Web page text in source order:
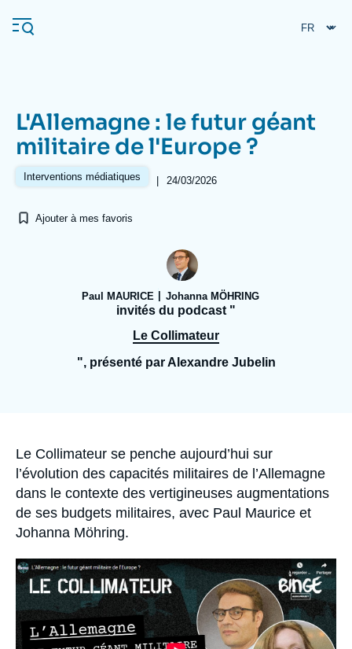
au
contenu
Navigation
principale
L'Ifri
Analyses
Se connecter
Recherches fréquentes
Proche-Orient
L'Allemagne : le futur géant
militaire de l'Europe ?
Interventions médiatiques | 24/03/2026
Ajouter à mes favoris
Paul MAURICE Johanna MÖHRING
invités du podcast "
Le Collimateur
", présenté par Alexandre Jubelin
Accroche
Le Collimateur se penche aujourd’hui sur
l’évolution des capacités militaires de l’Allemagne
dans le contexte des vertigineuses augmentations
de ses budgets militaires, avec Paul Maurice et
Johanna Möhring.
Image
principale
médiatique